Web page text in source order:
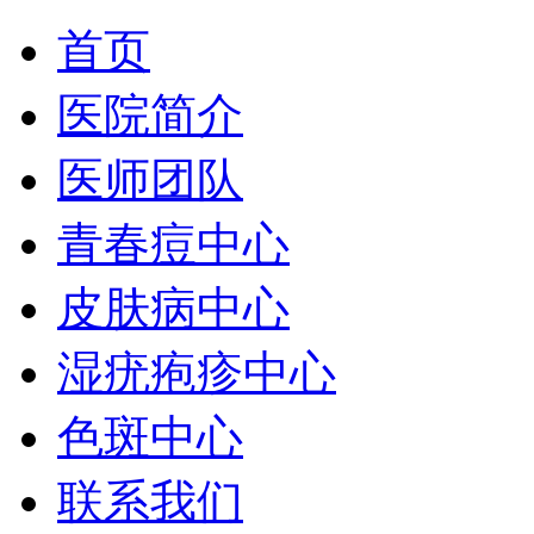
首页
医院简介
医师团队
青春痘中心
皮肤病中心
湿疣疱疹中心
色斑中心
联系我们